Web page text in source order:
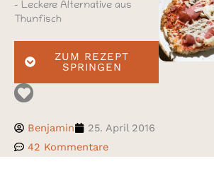
– Leckere Alternative aus
Thunfisch
ZUM REZEPT
SPRINGEN
Benjamin
25. April 2016
42 Kommentare